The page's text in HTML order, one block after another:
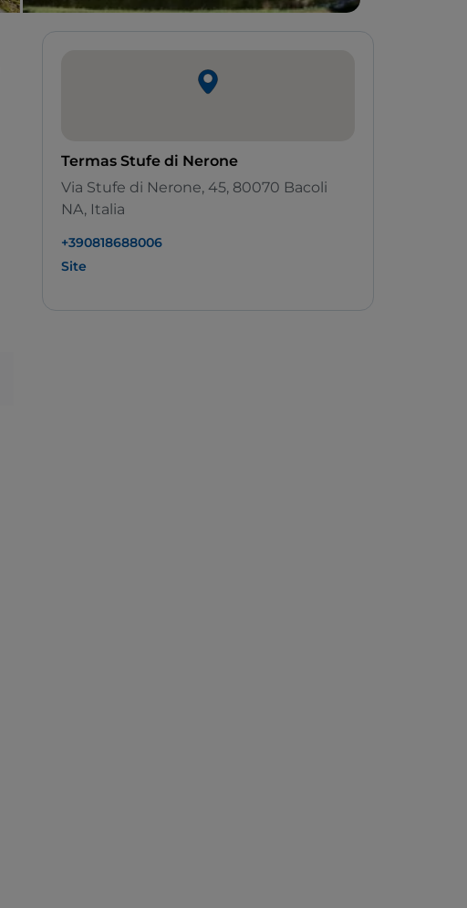
Termas Stufe di Nerone
Via Stufe di Nerone, 45, 80070 Bacoli
NA, Italia
+390818688006
Site